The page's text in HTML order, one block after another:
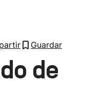
Lo último
Guardar
de